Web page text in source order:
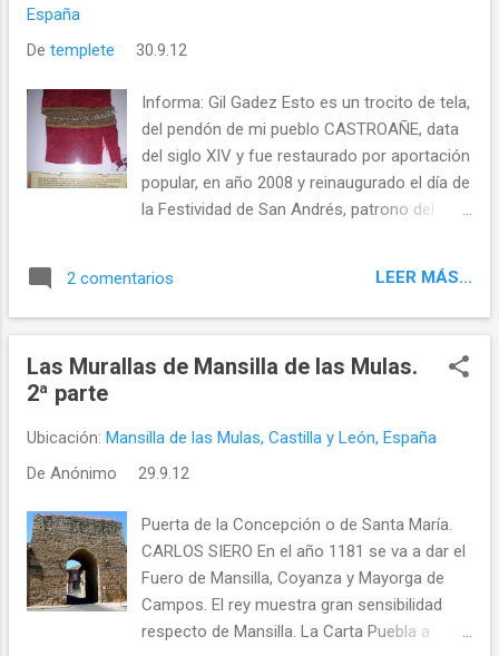
España
De templete 30.9.12
Informa: Gil Gadez Esto es un trocito de tela,
del pendón de mi pueblo CASTROAÑE, data
del siglo XIV y fue restaurado por aportación
popular, en año 2008 y reinaugurado el día de
la Festividad de San Andrés, patrono del
2 comentarios LEER MÁS...
Las Murallas de Mansilla de las Mulas.
2ª parte
Ubicación: Mansilla de las Mulas, Castilla y León, España
De Anónimo 29.9.12
Puerta de la Concepción o de Santa María.
CARLOS SIERO En el año 1181 se va a dar el
Fuero de Mansilla, Coyanza y Mayorga de
Campos. El rey muestra gran sensibilidad
respecto de Mansilla. La Carta Puebla a